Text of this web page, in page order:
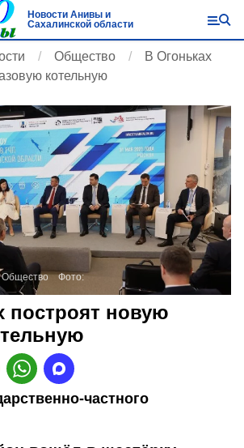
Новости Анивы и
Сахалинской области
Общество
В Огоньках
котельную
Общество Фото:
построят новую
частного